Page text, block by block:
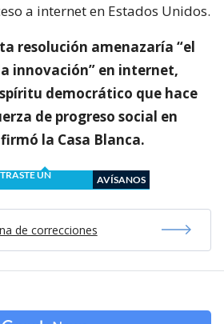
a internet en Estados Unidos.
resolución amenazaría “el
innovación” en internet,
democrático que hace
de progreso social en
la Casa Blanca.
UN
AVÍSANOS
de correcciones